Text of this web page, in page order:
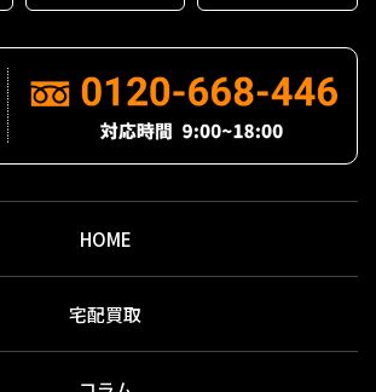
HOME
宅配買取